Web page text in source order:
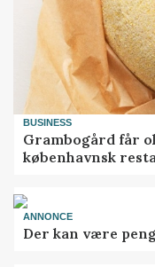
BUSINESS
Grambogård får
københavnsk
ANNONCE
Der kan være